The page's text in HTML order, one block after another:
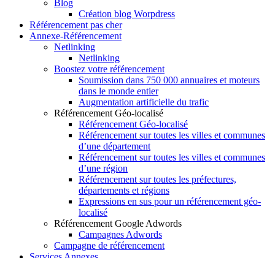
Blog
Création blog Worpdress
Référencement pas cher
Annexe-Référencement
Netlinking
Netlinking
Boostez votre référencement
Soumission dans 750 000 annuaires et moteurs
dans le monde entier
Augmentation artificielle du trafic
Référencement Géo-localisé
Référencement Géo-localisé
Référencement sur toutes les villes et communes
d’une département
Référencement sur toutes les villes et communes
d’une région
Référencement sur toutes les préfectures,
départements et régions
Expressions en sus pour un référencement géo-
localisé
Référencement Google Adwords
Campagnes Adwords
Campagne de référencement